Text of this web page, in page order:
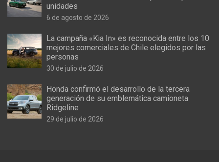
unidades
6 de agosto de 2026
La campaña «Kia In» es reconocida entre los 10
mejores comerciales de Chile elegidos por las
personas
30 de julio de 2026
Honda confirmó el desarrollo de la tercera
generación de su emblemática camioneta
Ridgeline
29 de julio de 2026